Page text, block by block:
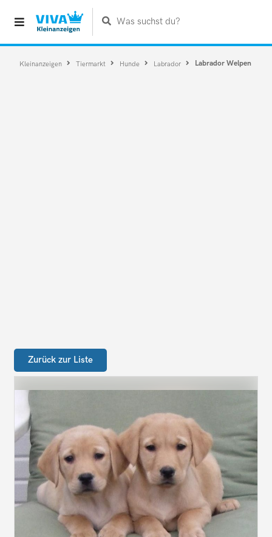
Was suchst du?
Kleinanzeigen Tiermarkt Hunde Labrador Labrador Welpen
Zurück zur Liste